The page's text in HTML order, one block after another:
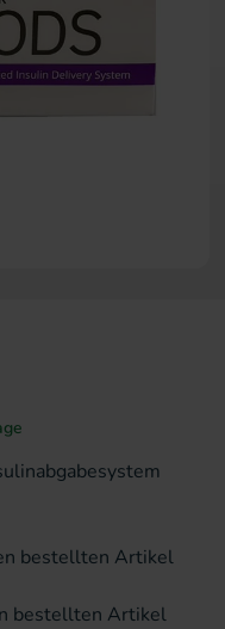
bestellten Artikel
bestellten Artikel